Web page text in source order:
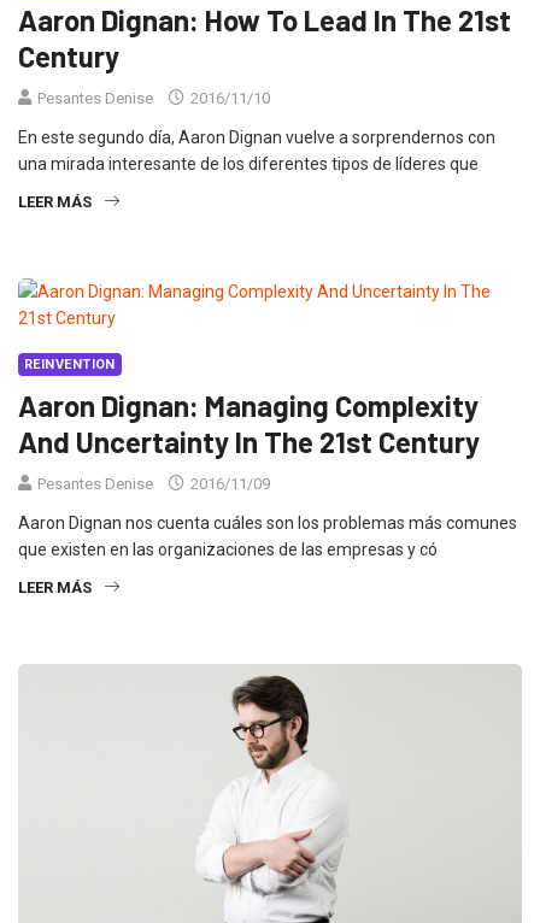
Aaron Dignan: How To Lead In The 21st
Century
Pesantes Denise 2016/11/10
En este segundo día, Aaron Dignan vuelve a sorprendernos con
una mirada interesante de los diferentes tipos de líderes que
LEER MÁS
REINVENTION
Aaron Dignan: Managing Complexity
And Uncertainty In The 21st Century
Pesantes Denise 2016/11/09
Aaron Dignan nos cuenta cuáles son los problemas más comunes
que existen en las organizaciones de las empresas y có
LEER MÁS